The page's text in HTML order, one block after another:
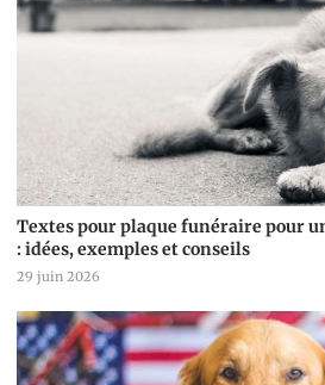
Textes pour plaque funéraire pour
: idées, exemples et conseils
29 juin 2026